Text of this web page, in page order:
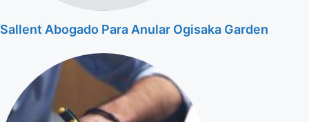
Sallent Abogado Para Anular Ogisaka Garden